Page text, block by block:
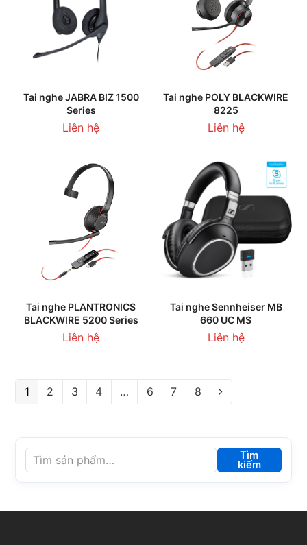
Tai nghe JABRA BIZ 1500
Series
Liên hệ
Tai nghe POLY BLACKWIRE
8225
Liên hệ
Tai nghe PLANTRONICS
BLACKWIRE 5200 Series
Liên hệ
Tai nghe Sennheiser MB
660 UC MS
Liên hệ
1 2 3 4 … 6 7 8
Tìm
kiếm